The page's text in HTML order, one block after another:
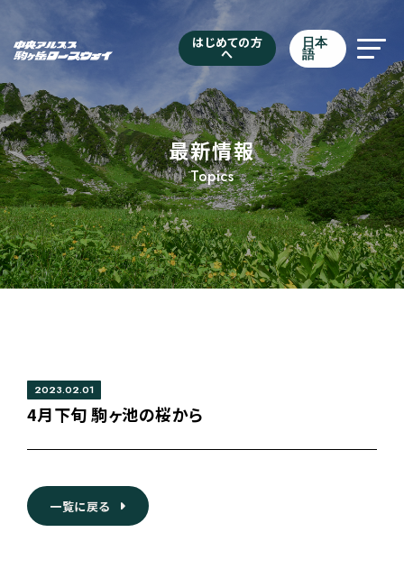
はじめての方
へ
日本
語
最新情報
Topics
2023.02.01
4月下旬 駒ヶ池の桜から
一覧に戻る